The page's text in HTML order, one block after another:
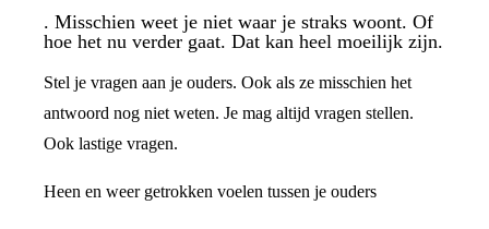
. Misschien weet je niet waar je straks woont. Of
hoe het nu verder gaat. Dat kan heel moeilijk zijn.
Stel je vragen aan je ouders. Ook als ze misschien het
antwoord nog niet weten. Je mag altijd vragen stellen.
Ook lastige vragen.
Heen en weer getrokken voelen tussen je ouders